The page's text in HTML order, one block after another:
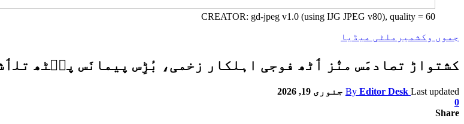
CREATOR: gd-jpeg v1.0 (using IJG JPEG v80), quality = 60
جموں وکشمیر ملٹی میڈیا
کشتواڑ تصادمَس منٛز ٲٹھ فوجی اہلکار زخمی، بٔڑِس پیمانَس پٮ۪ٹھ
By Editor Desk Last updated
جنوری 19, 2026
0
Share